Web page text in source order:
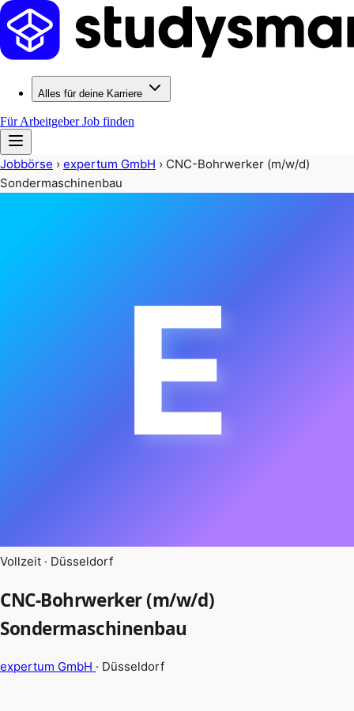
Alles für deine Karriere
Für ArbeitgeberJob finden
Jobbörse › expertum GmbH › CNC-Bohrwerker (m/w/d)
Sondermaschinenbau
E
Vollzeit · Düsseldorf
CNC-Bohrwerker (m/w/d)
Sondermaschinenbau
expertum GmbH · Düsseldorf